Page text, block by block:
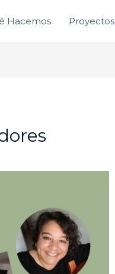
Hacemos Proyectos